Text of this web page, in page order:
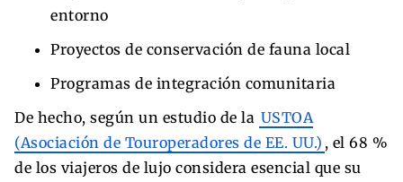
entorno
Proyectos de conservación de fauna local
Programas de integración comunitaria
De hecho, según un estudio de la USTOA
(Asociación de Touroperadores de EE. UU.) , el 68 %
de los viajeros de lujo considera esencial que su